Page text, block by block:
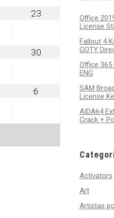
23
30
6 septiembre
Office
License
Fallout 4
GOTY
Office 365
ENG
SAM
License
AIDA64
Crack +
Activators
Art
Artistas